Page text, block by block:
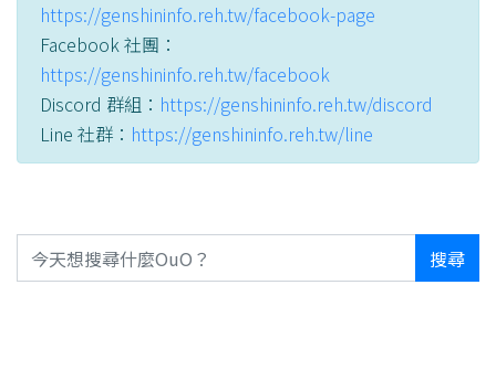
https://genshininfo.reh.tw/facebook-page
Facebook 社團：
https://genshininfo.reh.tw/facebook
Discord 群組： https://genshininfo.reh.tw/discord
Line 社群： https://genshininfo.reh.tw/line
搜尋